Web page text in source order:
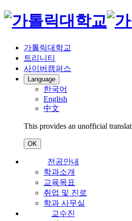
가톨릭대학교
트리니티
사이버캠퍼스
Language
한국어
English
中文
This provides an unofficial
OK
전공안내
학과소개
교육목표
취업 및 진로
학과 사무실
교수진